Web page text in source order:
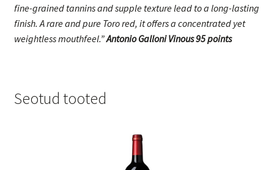
fine-grained tannins and supple texture lead to a long-lasting
finish. A rare and pure Toro red, it offers a concentrated yet
weightless mouthfeel.”Antonio Galloni Vinous 95 points
Seotud tooted